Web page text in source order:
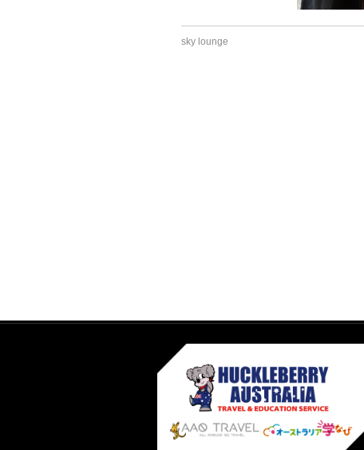
sky lounge